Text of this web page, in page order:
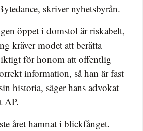
skriver nyhetsbyrån.
öppet i domstol är riskabelt,
kräver modet att berätta
för honom att offentlig
information, så han är fast
historia, säger hans advokat
AP.
året hamnat i blickfånget.